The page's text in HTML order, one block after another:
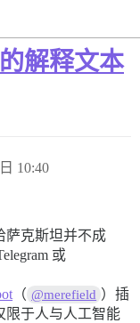
解释文本
10:40
萨克斯坦并不成
或
（ @merefield ）插
限于人与人工智能